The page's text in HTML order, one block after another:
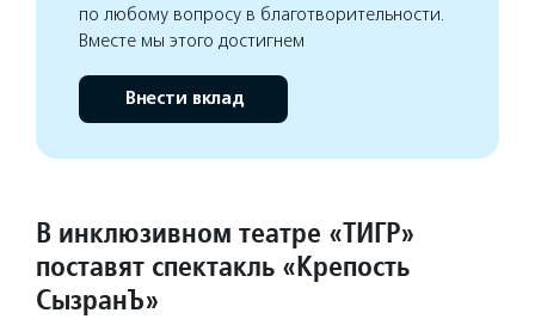
по любому вопросу в благотворительности.
Вместе мы этого достигнем
Внести вклад
В инклюзивном театре «ТИГР»
поставят спектакль «Крепость
СызранЪ»